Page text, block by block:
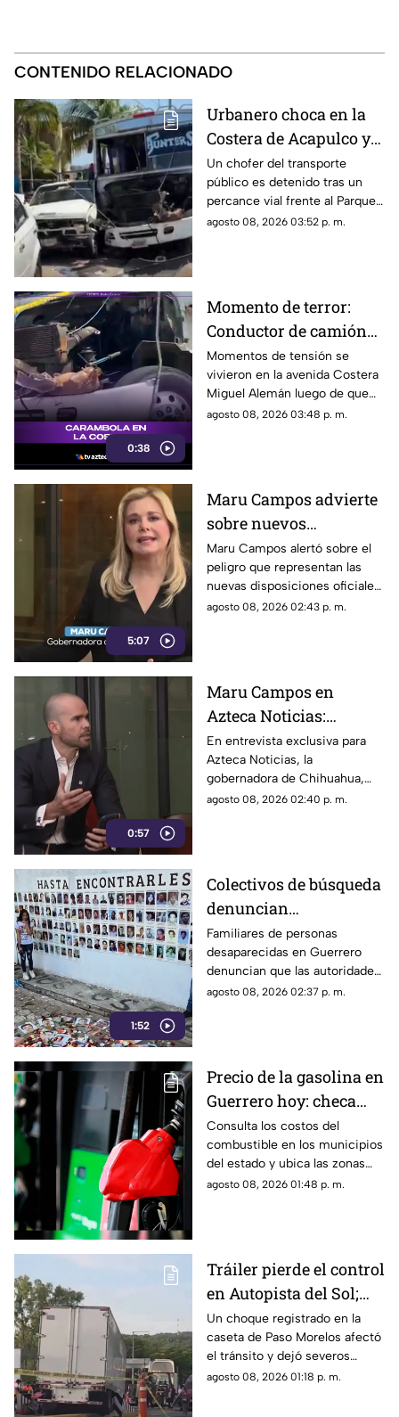
CONTENIDO RELACIONADO
Urbanero choca en la
Costera de Acapulco y
ocasiona severos
daños
Un chofer del transporte
público es detenido tras un
percance vial frente al Parque
de la Reina.
agosto 08, 2026 03:52 p. m.
0:38
Momento de terror:
Conductor de camión
urbano pierde el
control y choca contra
autos en plena Costera
Miguel Alemán
Momentos de tensión se
vivieron en la avenida Costera
Miguel Alemán luego de que
un camión urbano se estrellara
agosto 08, 2026 03:48 p. m.
5:07
Maru Campos advierte
sobre nuevos
lineamientos: Alerta
que buscan sancionar a
medios críticos y
limitar la libertad de
Maru Campos alertó sobre el
peligro que representan las
nuevas disposiciones oficiales,
las cuales podrían utilizarse
agosto 08, 2026 02:43 p. m.
0:57
Maru Campos en
Azteca Noticias:
Advierte que nuevos
lineamientos del
Gobierno Federal
amenazan la libertad
En entrevista exclusiva para
Azteca Noticias, la
gobernadora de Chihuahua,
Maru Campos, alzó la voz
expresión.
agosto 08, 2026 02:40 p. m.
1:52
Colectivos de búsqueda
denuncian
restricciones para
ingresar a la sierra de
Chilpancingo
Familiares de personas
desaparecidas en Guerrero
denuncian que las autoridades
les negaron el
difusión.
agosto 08, 2026 02:37 p. m.
Precio de la gasolina en
Guerrero hoy: checa
cuánto cuestan los
litros
Consulta los costos del
combustible en los municipios
del estado y ubica las zonas
con las tarifas más accesibles
agosto 08, 2026 01:48 p. m.
Tráiler pierde el control
en Autopista del Sol;
fallece una persona
Un choque registrado en la
caseta de Paso Morelos afectó
el tránsito y dejó severos
daños; este fue el saldo.
agosto 08, 2026 01:18 p. m.